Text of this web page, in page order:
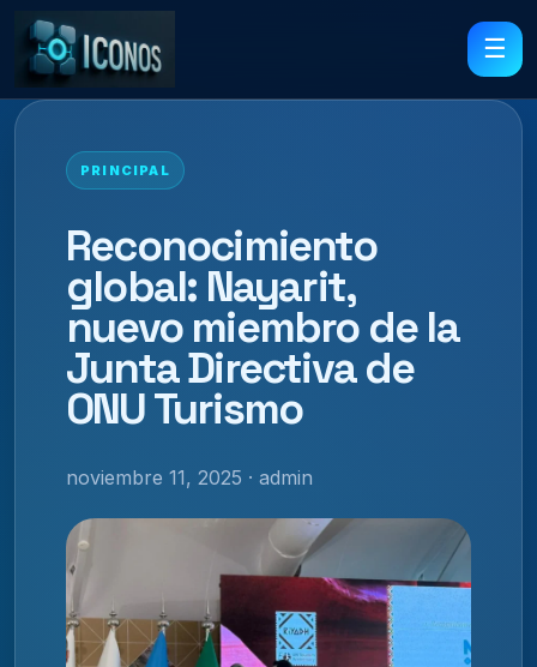
☰
PRINCIPAL
Reconocimiento
global: Nayarit,
nuevo miembro de la
Junta Directiva de
ONU Turismo
noviembre 11, 2025 · admin